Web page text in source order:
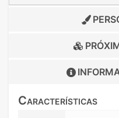
Características